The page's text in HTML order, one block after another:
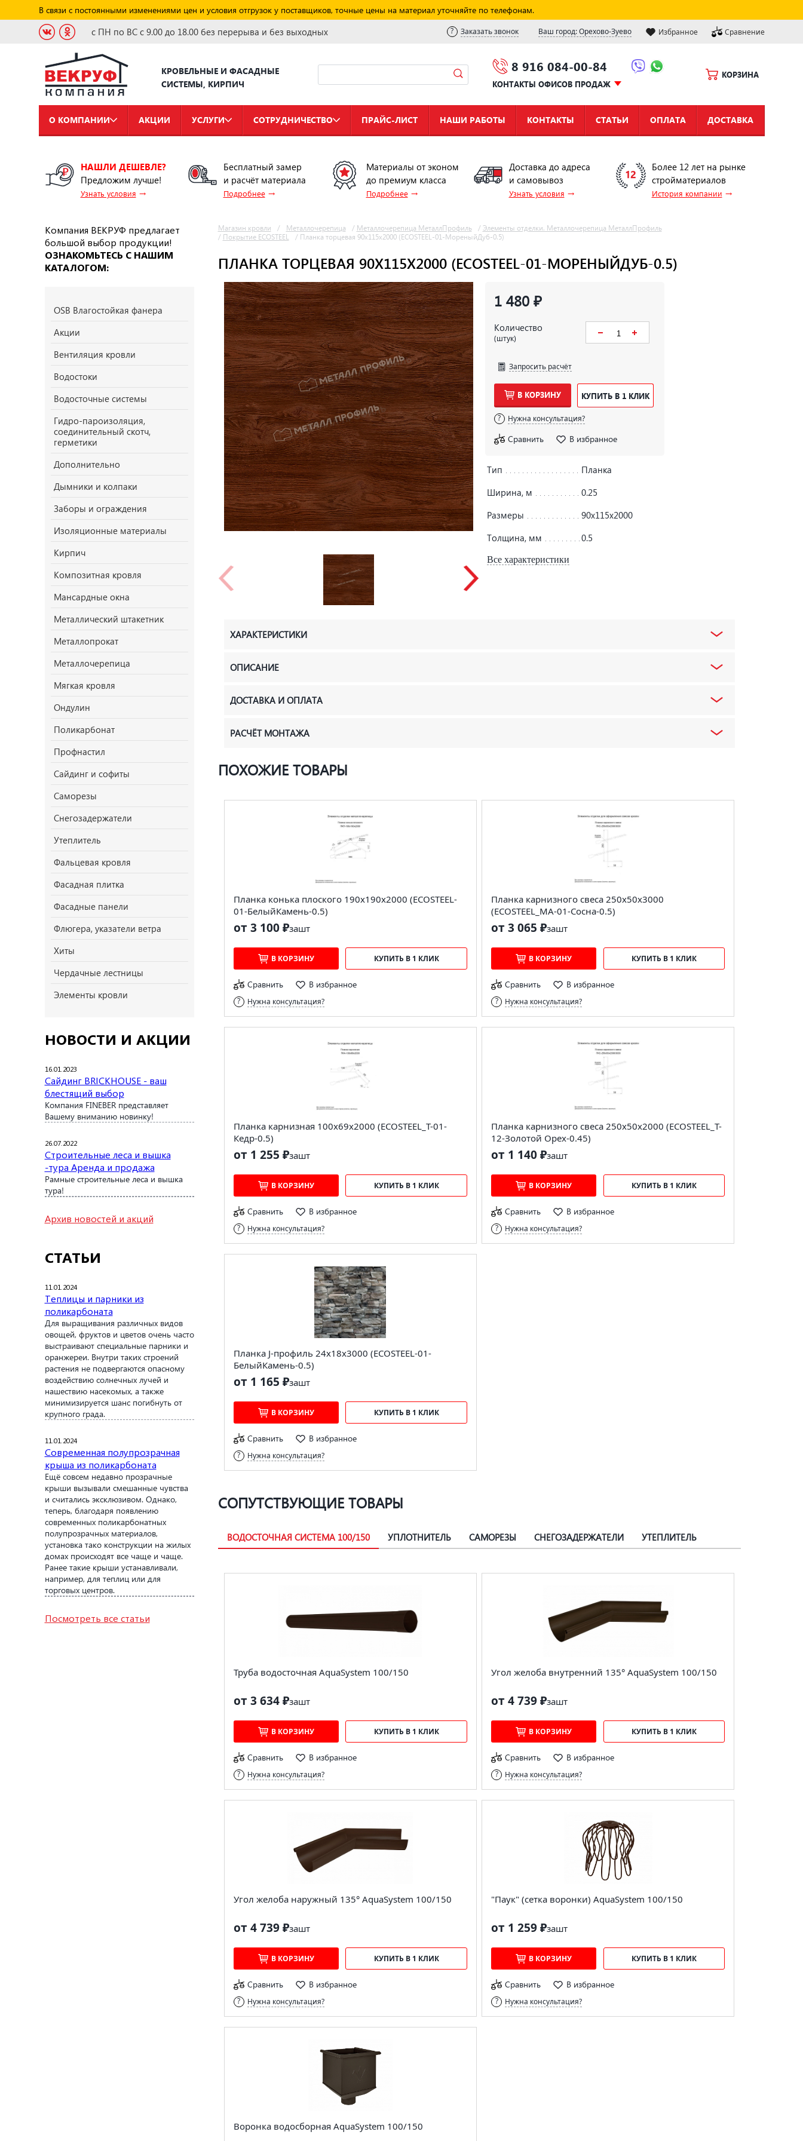
В связи с постоянными изменениями цен и условия отгрузок у поставщиков, точные цены на материал уточняйте по телефонам.
с ПН по ВС с 9.00 до 18.00 без перерыва и без выходных Заказать звонок Ваш город: Орехово-Зуево Избранное Сравнение
КРОВЕЛЬНЫЕ И ФАСАДНЫЕ
СИСТЕМЫ, КИРПИЧ
8 916 084-00-84
КОНТАКТЫ ОФИСОВ ПРОДАЖ
КОРЗИНА
О КОМПАНИИ АКЦИИ УСЛУГИ СОТРУДНИЧЕСТВО ПРАЙС-ЛИСТ НАШИ РАБОТЫ КОНТАКТЫ СТАТЬИ ОПЛАТА ДОСТАВКА
НАШЛИ ДЕШЕВЛЕ?
Предложим лучше!
Узнать условия →
Бесплатный замер
и расчёт материала
Подробнее→
Материалы от эконом
до премиум класса
Подробнее→
Доставка до адреса
и самовывоз
Узнать условия →
Более 12 лет на рынке
стройматериалов
История компании →
Компания ВЕКРУФ предлагает
большой выбор продукции!
ОЗНАКОМЬТЕСЬ С НАШИМ
КАТАЛОГОМ:
OSB Влагостойкая фанера
Акции
Вентиляция кровли
Водостоки
Водосточные системы
Гидро-пароизоляция,
соединительный скотч,
герметики
Дополнительно
Дымники и колпаки
Заборы и ограждения
Изоляционные материалы
Кирпич
Композитная кровля
Мансардные окна
Металлический штакетник
Металлопрокат
Металлочерепица
Мягкая кровля
Ондулин
Поликарбонат
Профнастил
Сайдинг и софиты
Саморезы
Снегозадержатели
Утеплитель
Фальцевая кровля
Фасадная плитка
Фасадные панели
Флюгера, указатели ветра
Хиты
Чердачные лестницы
Элементы кровли
НОВОСТИ И АКЦИИ
16.01.2023
Сайдинг BRICKHOUSE - ваш
блестящий выбор
Компания FINEBER представляет
Вашему вниманию новинку!
26.07.2022
Строительные леса и вышка
-тура Аренда и продажа
Рамные строительные леса и вышка
тура!
Архив новостей и акций
СТАТЬИ
11.01.2024
Теплицы и парники из
поликарбоната
Для выращивания различных видов
овощей, фруктов и цветов очень часто
выстраивают специальные парники и
оранжереи. Внутри таких строений
растения не подвергаются опасному
воздействию солнечных лучей и
нашествию насекомых, а также
минимизируется шанс погибнуть от
крупного града.
11.01.2024
Современная полупрозрачная
крыша из поликарбоната
Ещё совсем недавно прозрачные
крыши вызывали смешанные чувства
и считались эксклюзивом. Однако,
теперь, благодаря появлению
современных поликарбонатных
полупрозрачных материалов,
установка тако конструкции на жилых
домах происходят все чаще и чаще.
Ранее такие крыши устанавливали,
например, для теплиц или для
торговых центров.
Посмотреть все статьи
Магазин кровли / Металлочерепица / Металлочерепица МеталлПрофиль / Элементы отделки. Металлочерепица МеталлПрофиль
/ Покрытие ECOSTEEL / Планка торцевая 90х115х2000 (ECOSTEEL-01-МореныйДуб-0.5)
ПЛАНКА ТОРЦЕВАЯ 90Х115Х2000 (ECOSTEEL-01-МОРЕНЫЙДУБ-0.5)
1 480 ₽
Количество
(штук)
Запросить расчёт
В КОРЗИНУ КУПИТЬ В 1 КЛИК
Нужна консультация?
Сравнить В избранное
Тип
Планка
Ширина, м
0.25
Размеры
90х115х2000
Толщина, мм
0.5
Все характеристики
ХАРАКТЕРИСТИКИ
ОПИСАНИЕ
ДОСТАВКА И ОПЛАТА
РАСЧЁТ МОНТАЖА
ПОХОЖИЕ ТОВАРЫ
Планка конька плоского 190х190х2000 (ECOSTEEL-
01-БелыйКамень-0.5)
от 3 100 ₽зашт
В КОРЗИНУ КУПИТЬ В 1 КЛИК
Сравнить В избранное
Нужна консультация?
Планка карнизного свеса 250х50х3000
(ECOSTEEL_MA-01-Сосна-0.5)
от 3 065 ₽зашт
В КОРЗИНУ КУПИТЬ В 1 КЛИК
Сравнить В избранное
Нужна консультация?
Планка карнизная 100х69х2000 (ECOSTEEL_T-01-
Кедр-0.5)
от 1 255 ₽зашт
В КОРЗИНУ КУПИТЬ В 1 КЛИК
Сравнить В избранное
Нужна консультация?
Планка карнизного свеса 250х50х2000 (ECOSTEEL_T-
12-Золотой Орех-0.45)
от 1 140 ₽зашт
В КОРЗИНУ КУПИТЬ В 1 КЛИК
Сравнить В избранное
Нужна консультация?
Планка J-профиль 24х18х3000 (ECOSTEEL-01-
БелыйКамень-0.5)
от 1 165 ₽зашт
В КОРЗИНУ КУПИТЬ В 1 КЛИК
Сравнить В избранное
Нужна консультация?
СОПУТСТВУЮЩИЕ ТОВАРЫ
ВОДОСТОЧНАЯ СИСТЕМА 100/150 УПЛОТНИТЕЛЬ САМОРЕЗЫ СНЕГОЗАДЕРЖАТЕЛИ УТЕПЛИТЕЛЬ
Труба водосточная AquaSystem 100/150
от 3 634 ₽зашт
В КОРЗИНУ КУПИТЬ В 1 КЛИК
Сравнить В избранное
Нужна консультация?
Угол желоба внутренний 135° AquaSystem 100/150
от 4 739 ₽зашт
В КОРЗИНУ КУПИТЬ В 1 КЛИК
Сравнить В избранное
Нужна консультация?
Угол желоба наружный 135° AquaSystem 100/150
от 4 739 ₽зашт
В КОРЗИНУ КУПИТЬ В 1 КЛИК
Сравнить В избранное
Нужна консультация?
"Паук" (сетка воронки) AquaSystem 100/150
от 1 259 ₽зашт
В КОРЗИНУ КУПИТЬ В 1 КЛИК
Сравнить В избранное
Нужна консультация?
Воронка водосборная AquaSystem 100/150